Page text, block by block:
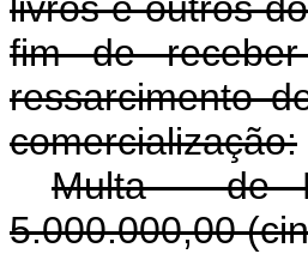
fim de
ressarcimento
comercialização:
Multa - de
5.000.000,00